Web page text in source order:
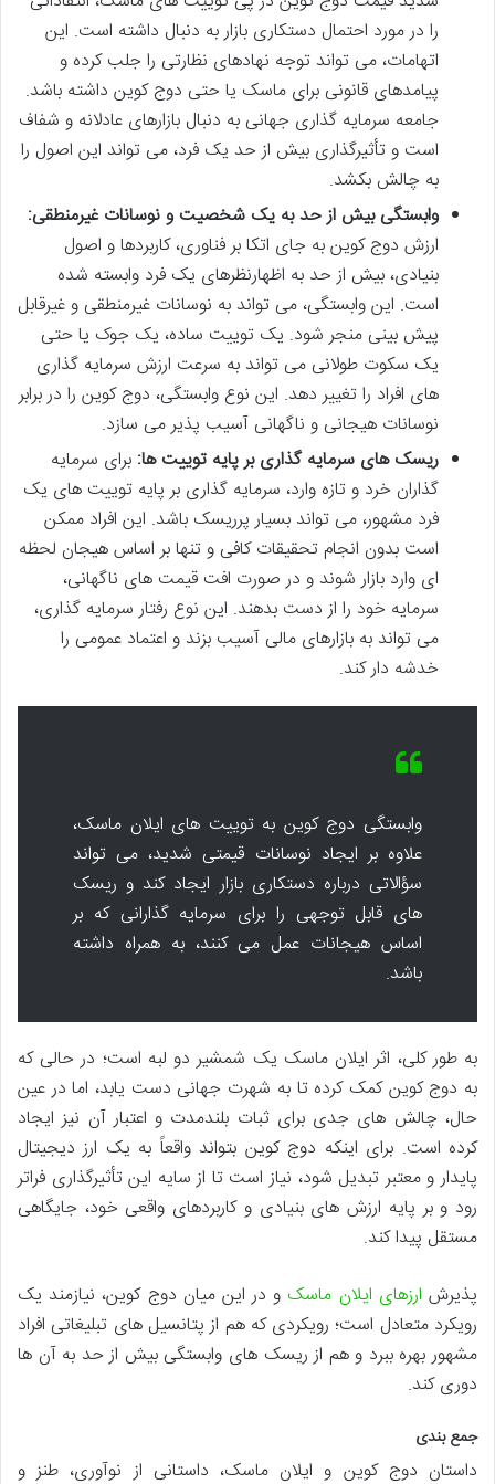
را در مورد احتمال دستکاری بازار به دنبال داشته است. این
اتهامات، می تواند توجه نهادهای نظارتی را جلب کرده و
پیامدهای قانونی برای ماسک یا حتی دوج کوین داشته باشد.
جامعه سرمایه گذاری جهانی به دنبال بازارهای عادلانه و شفاف
است و تأثیرگذاری بیش از حد یک فرد، می تواند این اصول را
به چالش بکشد.
وابستگی بیش از حد به یک شخصیت و نوسانات غیرمنطقی:
ارزش دوج کوین به جای اتکا بر فناوری، کاربردها و اصول
بنیادی، بیش از حد به اظهارنظرهای یک فرد وابسته شده
است. این وابستگی، می تواند به نوسانات غیرمنطقی و غیرقابل
پیش بینی منجر شود. یک توییت ساده، یک جوک یا حتی
یک سکوت طولانی می تواند به سرعت ارزش سرمایه گذاری
های افراد را تغییر دهد. این نوع وابستگی، دوج کوین را در برابر
نوسانات هیجانی و ناگهانی آسیب پذیر می سازد.
ریسک های سرمایه گذاری بر پایه توییت ها: برای سرمایه
گذاران خرد و تازه وارد، سرمایه گذاری بر پایه توییت های یک
فرد مشهور، می تواند بسیار پرریسک باشد. این افراد ممکن
است بدون انجام تحقیقات کافی و تنها بر اساس هیجان لحظه
ای وارد بازار شوند و در صورت افت قیمت های ناگهانی،
سرمایه خود را از دست بدهند. این نوع رفتار سرمایه گذاری،
می تواند به بازارهای مالی آسیب بزند و اعتماد عمومی را
خدشه دار کند.
وابستگی دوج کوین به توییت های ایلان ماسک،
علاوه بر ایجاد نوسانات قیمتی شدید، می تواند
سؤالاتی درباره دستکاری بازار ایجاد کند و ریسک
های قابل توجهی را برای سرمایه گذارانی که بر
اساس هیجانات عمل می کنند، به همراه داشته
باشد.
به طور کلی، اثر ایلان ماسک یک شمشیر دو لبه است؛ در حالی که
به دوج کوین کمک کرده تا به شهرت جهانی دست یابد، اما در عین
حال، چالش های جدی برای ثبات بلندمدت و اعتبار آن نیز ایجاد
کرده است. برای اینکه دوج کوین بتواند واقعاً به یک ارز دیجیتال
پایدار و معتبر تبدیل شود، نیاز است تا از سایه این تأثیرگذاری فراتر
رود و بر پایه ارزش های بنیادی و کاربردهای واقعی خود، جایگاهی
مستقل پیدا کند.
پذیرش ارزهای ایلان ماسکو در این میان دوج کوین، نیازمند یک
رویکرد متعادل است؛ رویکردی که هم از پتانسیل های تبلیغاتی افراد
مشهور بهره ببرد و هم از ریسک های وابستگی بیش از حد به آن ها
دوری کند.
جمع بندی
داستان دوج کوین و ایلان ماسک، داستانی از نوآوری، طنز و